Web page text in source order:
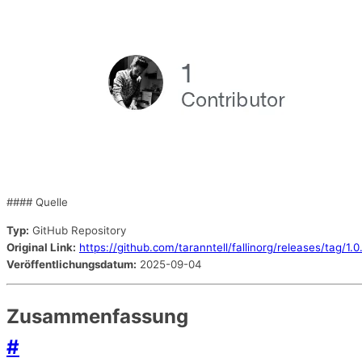
#### Quelle
Typ: GitHub Repository
Original Link: https://github.com/taranntell/fallinorg/releases/tag/
Veröffentlichungsdatum: 2025-09-04
Zusammenfassung
#